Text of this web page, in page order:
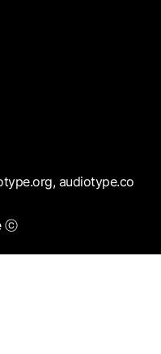
audiotype.co
ⓒ